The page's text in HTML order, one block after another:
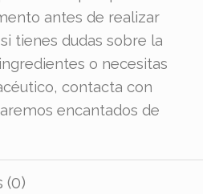
antes de realizar
tienes dudas sobre la
o necesitas
contacta con
encantados de
(0)